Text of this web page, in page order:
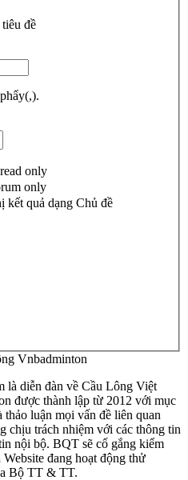
đề
only
only
kết quả dạng Chủ đề
Vnbadminton
là diễn đàn về Cầu Lông Việt
được thành lập từ 2012 với mục
luận mọi vấn đề liên quan
chịu trách nhiệm với các thông tin
nội bộ. BQT sẽ cố gắng kiểm
đang hoạt động thử
Bộ TT & TT.